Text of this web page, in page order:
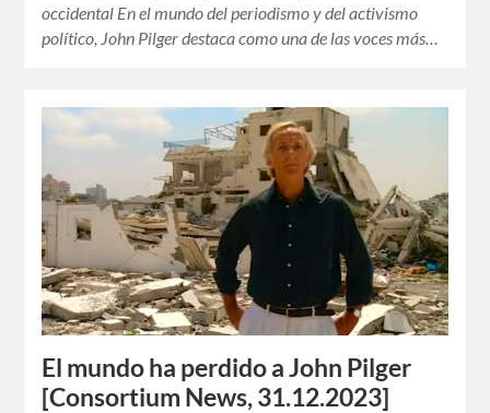
occidental En el mundo del periodismo y del activismo
político, John Pilger destaca como una de las voces más…
El mundo ha perdido a John Pilger
[Consortium News, 31.12.2023]